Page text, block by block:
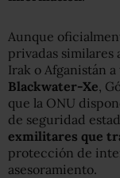
Aunque
privadas similares
Irak o Afganistán
Blackwater-Xe ,
que la ONU
de seguridad
exmilitares que
protección de
asesoramiento.